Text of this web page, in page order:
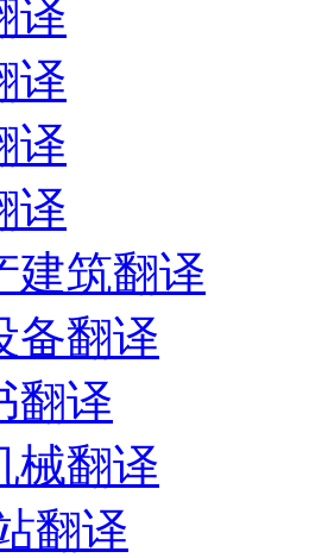
译
译
译
译
建筑翻译
备翻译
翻译
械翻译
翻译